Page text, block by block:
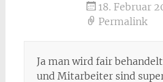
18. Februar
Permalink
Ja man wird fair
und Mitarbeiter sind